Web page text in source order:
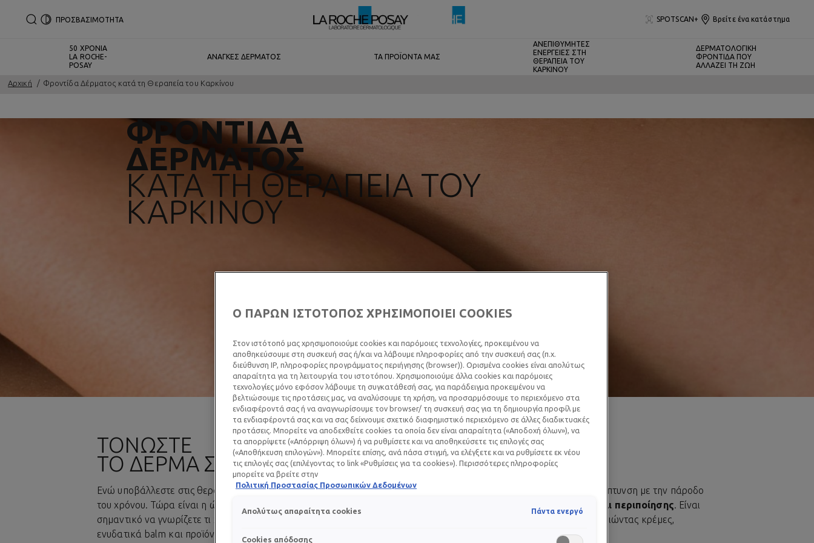
ΠΡΟΣΒΑΣΙΜΟΤΗΤΑ SPOTSCAN+ Βρείτε ένα κατάστημα
50 ΧΡΟΝΙΑ
LA ROCHE-
POSAY
ΑΝΑΓΚΕΣ ΔΕΡΜΑΤΟΣ ΤΑ ΠΡΟΪΟΝΤΑ ΜΑΣ
ΑΝΕΠΙΘΥΜΗΤΕΣ
ΕΝΕΡΓΕΙΕΣ ΣΤΗ
ΘΕΡΑΠΕΙΑ ΤΟΥ
ΚΑΡΚΙΝΟΥ
ΔΕΡΜΑΤΟΛΟΓΙΚΗ
ΦΡΟΝΤΙΔΑ ΠΟΥ
ΑΛΛΑΖΕΙ ΤΗ ΖΩΗ
Αρχική Φροντίδα Δέρματος κατά τη Θεραπεία του Καρκίνου
ΦΡΟΝΤΊΔΑ
ΔΈΡΜΑΤΟΣ
ΚΑΤΆ ΤΗ ΘΕΡΑΠΕΊΑ ΤΟΥ
ΚΑΡΚΊΝΟΥ
ΤΟΝΩΣΤΕ
ΤΟ ΔΕΡΜΑ ΣΑΣ
Ενώ υποβάλλεστε στις θεραπείες για τον καρκίνο, το δέρμα σας θα γίνει πιο ευαίσθητο και μπορεί να παρουσιάσει λέπτυνση με την πάροδο
του χρόνου. Τώρα είναι η ώρα να φροντίσετε τον εαυτό σας υιοθετώντας ένα
καθημερινό πρόγραμμα τόνωσης και περιποίησης. Είναι
σημαντικό να γνωρίζετε τι χρειάζεται το δέρμα σας και να του προσφέρετε βέλτιστη προστασία και άνεση χρησιμοποιώντας κρέμες,
ενυδατικά balm και προϊόντα σχεδιασμένα για το ευαίσθητο και ευάλωτο δέρμα.
Ο ΠΑΡΩΝ ΙΣΤΟΤΟΠΟΣ ΧΡΗΣΙΜΟΠΟΙΕΙ COOKIES
Στον ιστότοπό μας χρησιμοποιούμε cookies και παρόμοιες τεχνολογίες, προκειμένου να
αποθηκεύσουμε στη συσκευή σας ή/και να λάβουμε πληροφορίες από την συσκευή σας (π.χ.
διεύθυνση IP, πληροφορίες προγράμματος περιήγησης (browser)). Ορισμένα cookies είναι απολύτως
απαραίτητα για τη λειτουργία του ιστοτόπου. Χρησιμοποιούμε άλλα cookies και παρόμοιες
τεχνολογίες μόνο εφόσον λάβουμε τη συγκατάθεσή σας, για παράδειγμα προκειμένου να
βελτιώσουμε τις προτάσεις μας, να αναλύσουμε τη χρήση, να προσαρμόσουμε το περιεχόμενο στα
ενδιαφέροντά σας ή να αναγνωρίσουμε τον browser/ τη συσκευή σας για τη δημιουργία προφίλ με
τα ενδιαφέροντά σας και να σας δείχνουμε σχετικό διαφημιστικό περιεχόμενο σε άλλες διαδικτυακές
προτάσεις. Μπορείτε να αποδεχθείτε cookies τα οποία δεν είναι απαραίτητα («Αποδοχή όλων»), να
τα απορρίψετε («Απόρριψη όλων») ή να ρυθμίσετε και να αποθηκεύσετε τις επιλογές σας
(«Αποθήκευση επιλογών»). Μπορείτε επίσης, ανά πάσα στιγμή, να ελέγξετε και να ρυθμίσετε εκ νέου
τις επιλογές σας (επιλέγοντας το link «Ρυθμίσεις για τα cookies»). Περισσότερες πληροφορίες
μπορείτε να βρείτε στην
Πολιτική Προστασίας Προσωπικών Δεδομένων
Απολύτως απαραίτητα cookies Πάντα ενεργό
Cookies απόδοσης